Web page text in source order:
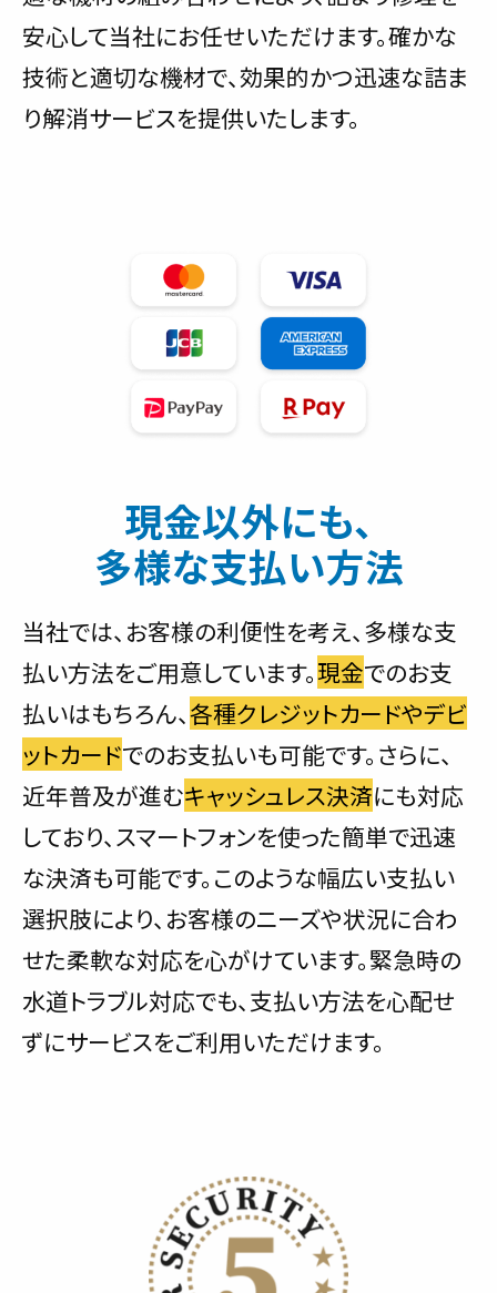
安心して当社にお任せいただけます。確かな
技術と適切な機材で、効果的かつ迅速な詰ま
り解消サービスを提供いたします。
現金以外にも、
多様な支払い方法
当社では、お客様の利便性を考え、多様な支
払い方法をご用意しています。現金でのお支
払いはもちろん、各種クレジットカードやデビ
ットカードでのお支払いも可能です。さらに、
近年普及が進むキャッシュレス決済にも対応
しており、スマートフォンを使った簡単で迅速
な決済も可能です。このような幅広い支払い
選択肢により、お客様のニーズや状況に合わ
せた柔軟な対応を心がけています。緊急時の
水道トラブル対応でも、支払い方法を心配せ
ずにサービスをご利用いただけます。